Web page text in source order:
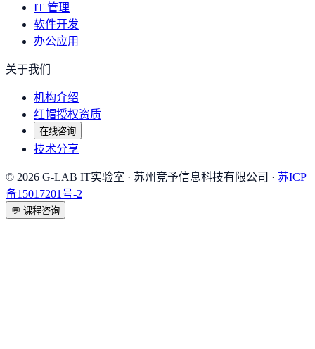
IT 管理
软件开发
办公应用
关于我们
机构介绍
红帽授权资质
在线咨询
技术分享
© 2026 G-LAB IT实验室 · 苏州竞予信息科技有限公司 · 苏ICP
备15017201号-2
💬 课程咨询